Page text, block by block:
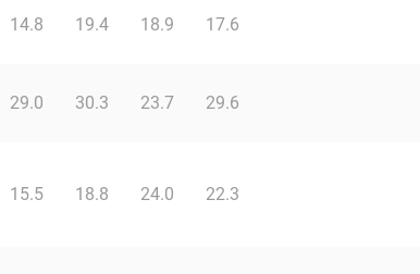
14.8 19.4 18.9 17.6
29.0 30.3 23.7 29.6
15.5 18.8 24.0 22.3